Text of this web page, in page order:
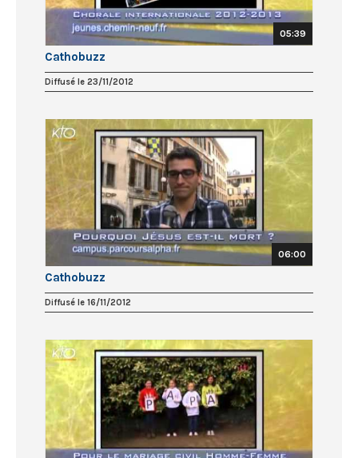
05:39
Cathobuzz
Diffusé le 23/11/2012
06:00
Cathobuzz
Diffusé le 16/11/2012